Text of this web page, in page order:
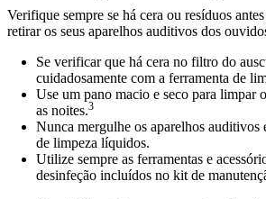
Verifique sempre se há cera ou resíduos
retirar os seus aparelhos auditivos dos
Se verificar que há cera no filtro do
cuidadosamente com a ferramenta de
Use um pano macio e seco para limpar
as noites.3
Nunca mergulhe os aparelhos auditivos
de limpeza líquidos.
Utilize sempre as ferramentas e
desinfeção incluídos no kit de